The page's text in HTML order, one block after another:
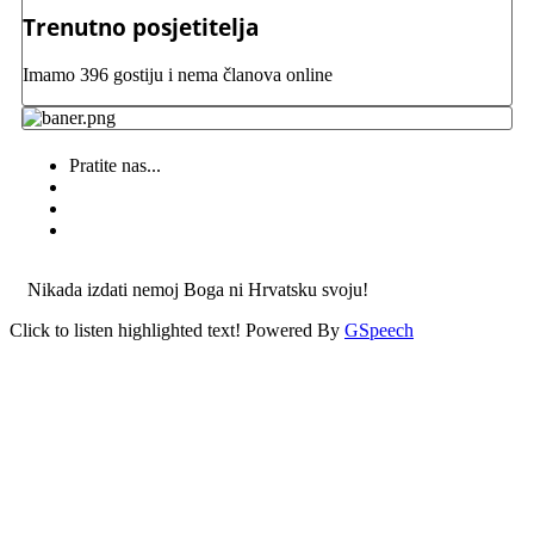
Trenutno posjetitelja
Imamo 396 gostiju i nema članova online
Pratite nas...
Nikada izdati nemoj Boga ni Hrvatsku svoju!
Click to listen highlighted text! Powered By GSpeech